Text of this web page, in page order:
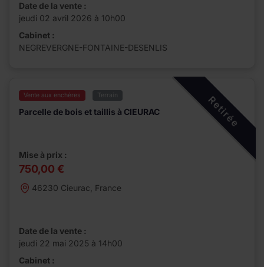
Date de la vente :
jeudi 02 avril 2026 à 10h00
Cabinet :
NEGREVERGNE-FONTAINE-DESENLIS
Vente aux enchères Terrain
Parcelle de bois et taillis à CIEURAC
Mise à prix :
750,00 €
46230 Cieurac, France
Date de la vente :
jeudi 22 mai 2025 à 14h00
Cabinet :
Retirée